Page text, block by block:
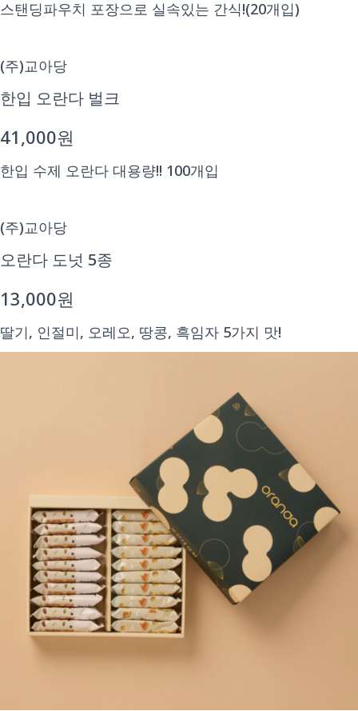
스탠딩파우치 포장으로 실속있는 간식!(20개입)
(주)교아당
한입 오란다 벌크
41,000원
한입 수제 오란다 대용량!! 100개입
(주)교아당
오란다 도넛 5종
13,000원
딸기, 인절미, 오레오, 땅콩, 흑임자 5가지 맛!